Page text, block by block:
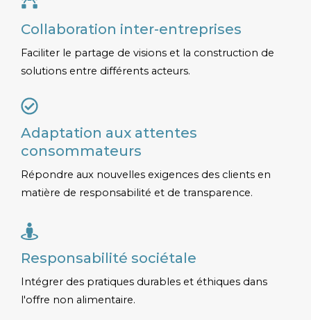
Collaboration inter-entreprises
Faciliter le partage de visions et la construction de
solutions entre différents acteurs.
Adaptation aux attentes
consommateurs
Répondre aux nouvelles exigences des clients en
matière de responsabilité et de transparence.
Responsabilité sociétale
Intégrer des pratiques durables et éthiques dans
l'offre non alimentaire.​